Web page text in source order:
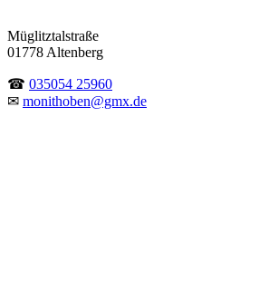
Müglitztalstraße
01778 Altenberg
☎ 035054 25960
✉ monithoben@gmx.de